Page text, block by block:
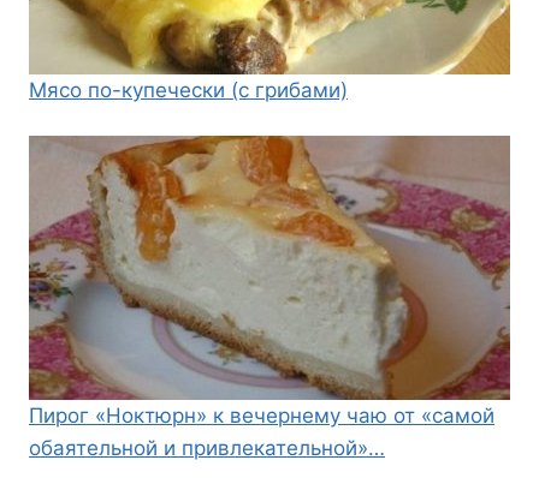
Мясо по-купечески (с грибами)
Пирог «Ноктюрн» к вечернему чаю от «самой
обаятельной и привлекательной»…